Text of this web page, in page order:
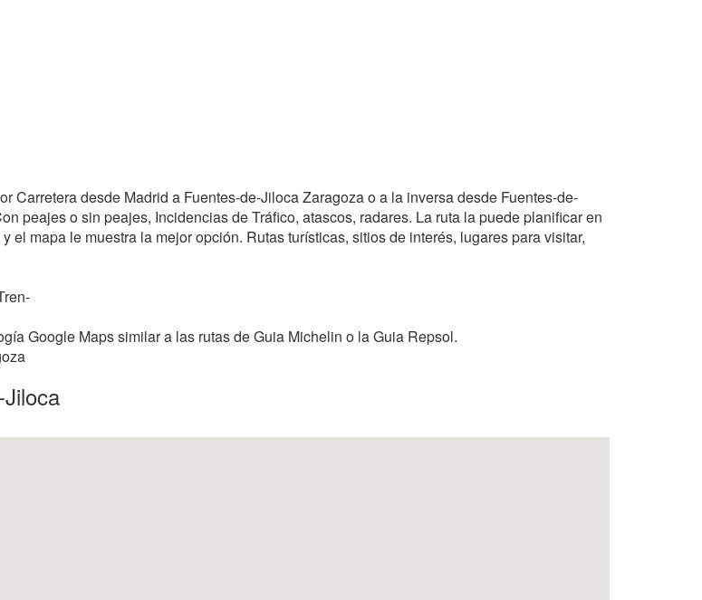
Carretera desde Madrid a Fuentes-de-Jiloca Zaragoza o a la inversa desde Fuentes-de-
peajes o sin peajes, Incidencias de Tráfico, atascos, radares. La ruta la puede planificar en
el mapa le muestra la mejor opción. Rutas turísticas, sitios de interés, lugares para visitar,
Google Maps similar a las rutas de Guia Michelin o la Guia Repsol.